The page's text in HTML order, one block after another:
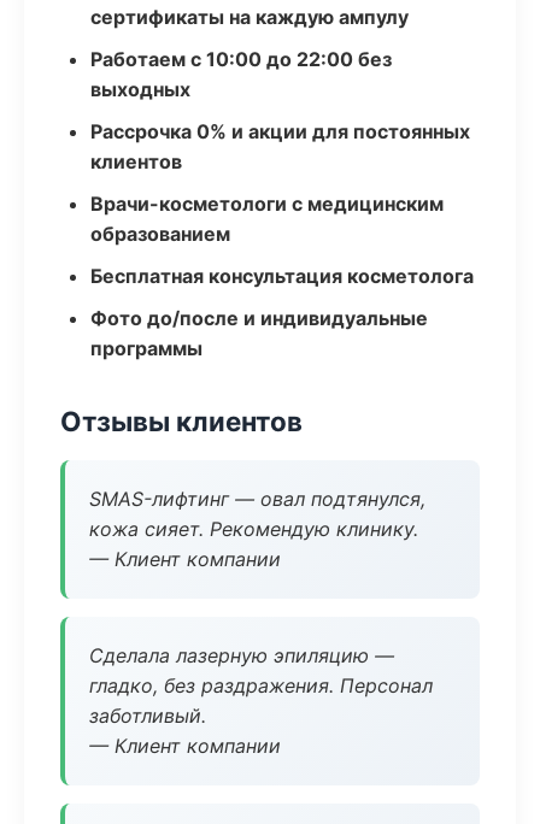
сертификаты на каждую ампулу
Работаем с 10:00 до 22:00 без
выходных
Рассрочка 0% и акции для постоянных
клиентов
Врачи-косметологи с медицинским
образованием
Бесплатная консультация косметолога
Фото до/после и индивидуальные
программы
Отзывы клиентов
SMAS-лифтинг — овал подтянулся,
кожа сияет. Рекомендую клинику.
— Клиент компании
Сделала лазерную эпиляцию —
гладко, без раздражения. Персонал
заботливый.
— Клиент компании